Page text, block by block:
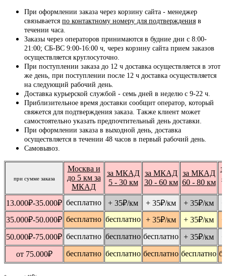
При оформлении заказа через корзину сайта - менеджер
связывается по контактному номеру для подтверждения в
течении часа.
Заказы через операторов принимаются в будние дни с 8:00-
21:00; СБ-ВС 9:00-16:00 ч, через корзину сайта прием заказов
осуществляется круглосуточно.
При поступлении заказа до 12 ч доставка осуществляется в этот
же день, при поступлении после 12 ч доставка осуществляется
на следующий рабочий день.
Доставка курьерской службой - семь дней в неделю с 9-22 ч.
Приблизительное время доставки сообщит оператор, который
свяжется для подтверждения заказа. Также клиент может
самостоятельно указать предпочтительный день доставки.
При оформлении заказа в выходной день, доставка
осуществляется в течении 48 часов в первый рабочий день.
Самовывоз.
при сумме заказа
Москва и
до 5 км за
МКАД
за МКАД
5 - 30 км
за МКАД
30 - 60 км
за МКАД
60 - 80 км
13.000₽-35.000₽ бесплатно + 35₽/км + 35₽/км + 35₽/км
35.000₽-50.000₽ бесплатно бесплатно + 35₽/км + 35₽/км
50.000₽-75.000₽ бесплатно бесплатно бесплатно + 35₽/км
от 75.000₽ бесплатно бесплатно бесплатно бесплатно